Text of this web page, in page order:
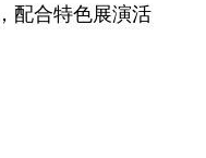
配合特色展演活